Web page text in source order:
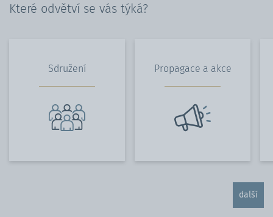
Které odvětví se vás týká?
Sdružení Propagace a akce
další